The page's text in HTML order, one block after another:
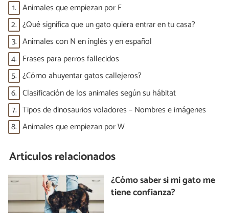
1. Animales que empiezan por F
2. ¿Qué significa que un gato quiera entrar en tu casa?
3. Animales con N en inglés y en español
4. Frases para perros fallecidos
5. ¿Cómo ahuyentar gatos callejeros?
6. Clasificación de los animales según su hábitat
7. Tipos de dinosaurios voladores – Nombres e imágenes
8. Animales que empiezan por W
Artículos relacionados
¿Cómo saber si mi gato me
tiene confianza?